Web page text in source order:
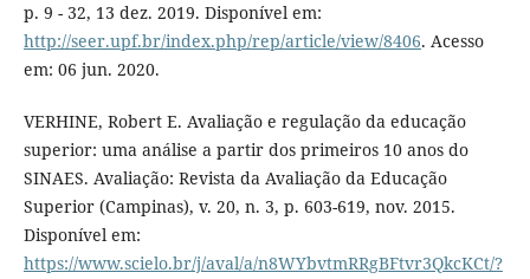
p. 9 - 32, 13 dez. 2019. Disponível em:
http://seer.upf.br/index.php/rep/article/view/8406. Acesso
em: 06 jun. 2020.
VERHINE, Robert E. Avaliação e regulação da educação
superior: uma análise a partir dos primeiros 10 anos do
SINAES. Avaliação: Revista da Avaliação da Educação
Superior (Campinas), v. 20, n. 3, p. 603-619, nov. 2015.
Disponível em:
https://www.scielo.br/j/aval/a/n8WYbvtmRRgBFtvr3QkcKCt/?